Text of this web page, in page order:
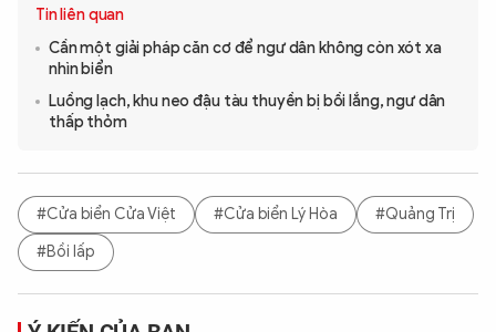
Tin liên quan
Cần một giải pháp căn cơ để ngư dân không còn xót xa
nhìn biển
Luồng lạch, khu neo đậu tàu thuyền bị bồi lắng, ngư dân
thấp thỏm
#Cửa biển Cửa Việt #Cửa biển Lý Hòa
#Quảng Trị
#Bồi lấp